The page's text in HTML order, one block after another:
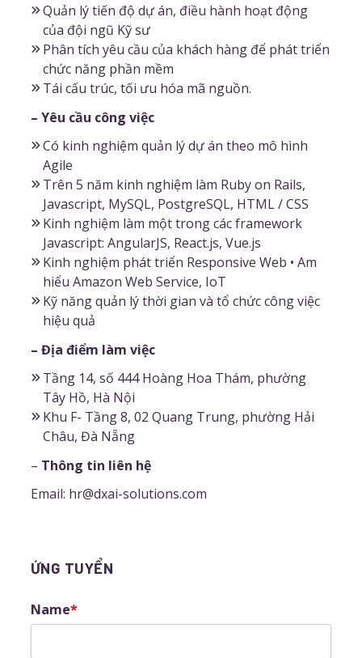
Quản lý tiến độ dự án, điều hành hoạt động
của đội ngũ Kỹ sư
Phân tích yêu cầu của khách hàng để phát triển
chức năng phần mềm
Tái cấu trúc, tối ưu hóa mã nguồn.
– Yêu cầu công việc
Có kinh nghiệm quản lý dự án theo mô hình
Agile
Trên 5 năm kinh nghiệm làm Ruby on Rails,
Javascript, MySQL, PostgreSQL, HTML / CSS
Kinh nghiệm làm một trong các framework
Javascript: AngularJS, React.js, Vue.js
Kinh nghiệm phát triển Responsive Web • Am
hiểu Amazon Web Service, IoT
Kỹ năng quản lý thời gian và tổ chức công việc
hiệu quả
– Địa điểm làm việc
Tầng 14, số 444 Hoàng Hoa Thám, phường
Tây Hồ, Hà Nội
Khu F- Tầng 8, 02 Quang Trung, phường Hải
Châu, Đà Nẵng
– Thông tin liên hệ
Email: hr@dxai-solutions.com
ỨNG TUYỂN
Name*